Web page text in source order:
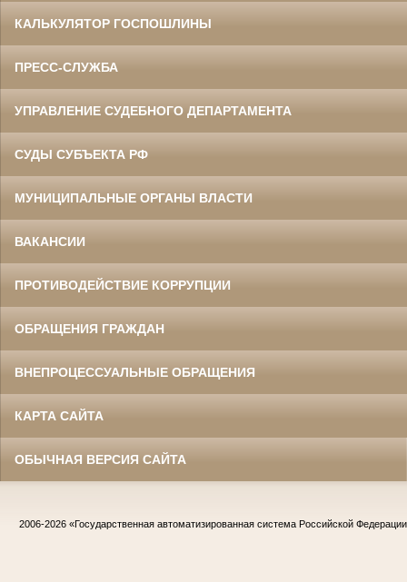
КАЛЬКУЛЯТОР ГОСПОШЛИНЫ
ПРЕСС-СЛУЖБА
УПРАВЛЕНИЕ СУДЕБНОГО ДЕПАРТАМЕНТА
СУДЫ СУБЪЕКТА РФ
МУНИЦИПАЛЬНЫЕ ОРГАНЫ ВЛАСТИ
ВАКАНСИИ
ПРОТИВОДЕЙСТВИЕ КОРРУПЦИИ
ОБРАЩЕНИЯ ГРАЖДАН
ВНЕПРОЦЕССУАЛЬНЫЕ ОБРАЩЕНИЯ
КАРТА САЙТА
ОБЫЧНАЯ ВЕРСИЯ САЙТА
2006-2026 «Государственная автоматизированная система Российской